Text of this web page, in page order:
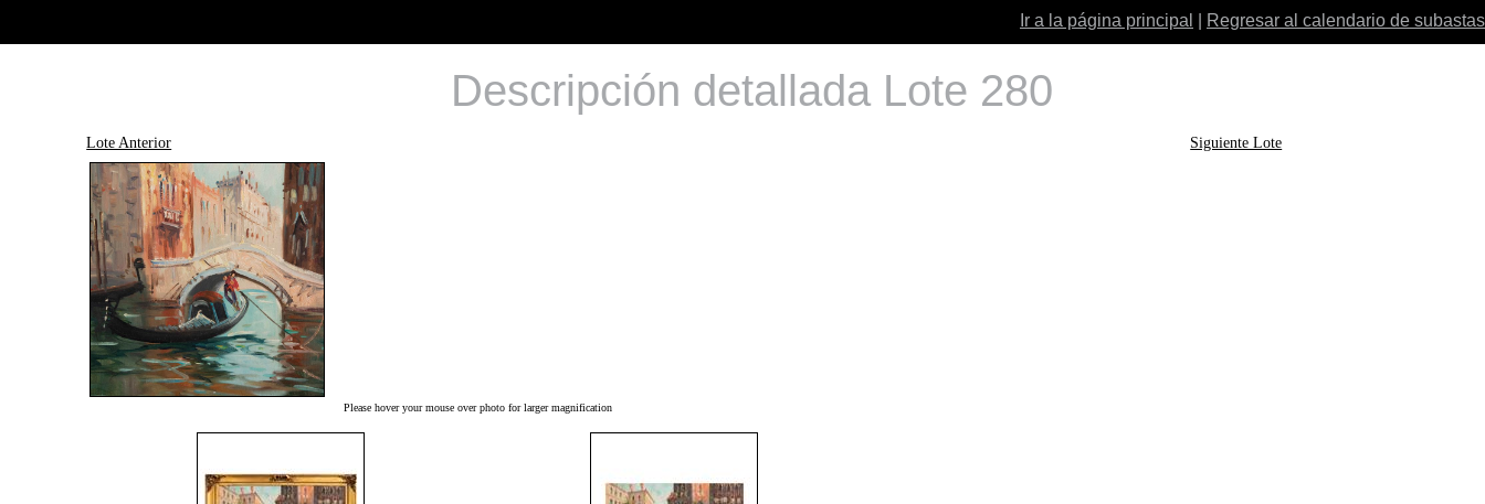
Ir a la página principal Regresar al calendario de subastas
Descripción detallada Lote 280
Lote Anterior Siguiente Lote
Please hover your mouse over photo for larger magnification